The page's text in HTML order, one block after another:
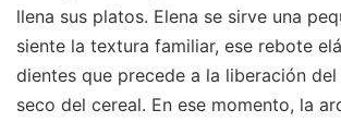
llena sus platos. Elena se sirve una
siente la textura familiar, ese rebote
dientes que precede a la liberación
seco del cereal. En ese momento, la